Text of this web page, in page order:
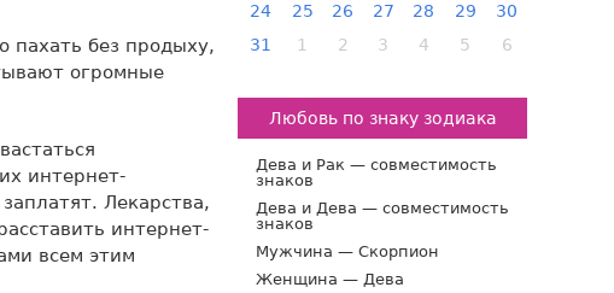
пахать без продыху,
огромные
интернет-
Лекарства,
интернет-
всем этим
24
25 26 27 28 29
30
31
1 2 3 4 5 6
Любовь по знаку зодиака
Дева и Рак — совместимость
знаков
Дева и Дева — совместимость
знаков
Мужчина — Скорпион
Женщина — Дева